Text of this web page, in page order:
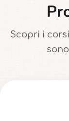
Scopri i